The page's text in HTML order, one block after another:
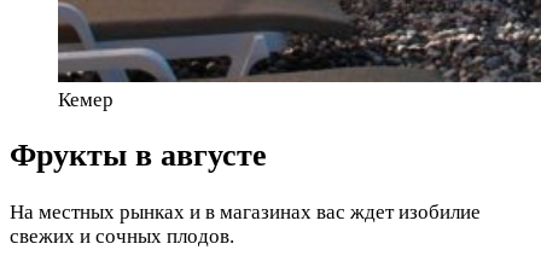
Кемер
Фрукты в августе
На местных рынках и в магазинах вас ждет изобилие
свежих и сочных плодов.